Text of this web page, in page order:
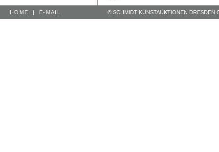
HOME | E-MAIL © SCHMIDT KUNSTAUKTIONEN DRESDEN